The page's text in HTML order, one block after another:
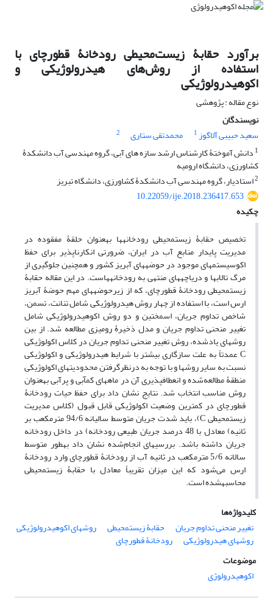
برآورد حقابۀ زیست‌محیطی رودخانۀ قطورچای با
استفاده از روش‌های هیدرولوژیکی و
اکوهیدرولوژیکی
نوع مقاله : پژوهشی
نویسندگان
سعید حبیبی آلاگوز1 محمدتقی ستاری
2
1 دانش ‏آموختۀ کارشناس ارشد سازه‏ های آبی، گروه مهندسی آب دانشکدۀ
کشاورزی، دانشگاه ارومیه
2استادیار، گروه مهندسی آب دانشکدۀ کشاورزی، دانشگاه تبریز
10.22059/ije.2018.236417.653
چکیده
تخصیص حقابۀ زیست‏محیطی رودخانه‏ها به‏عنوان حلقۀ مفقوده در
مدیریت پایدار منابع آب در ایران، ضرورتی ‏انکارناپذیر برای حفظ
اکوسیستم‏های موجود در حوضه‏های آبریز کشور و همچنین جلوگیری از
مرگ تالاب‏ها و دریاچه‏های منتهی به رودخانه‏هاست. در این مقاله حقابۀ
زیست‏محیطی رودخانۀ قطورچای، که از زیرحوضه‏های مهم حوضۀ آبریز
ارس است، با استفاده از چهار روش هیدرولوژیکی شامل تنانت، تسمن،
شاخص تداوم جریان، اسمختین و دو روش اکوهیدرولوژیکی شامل
تغییر منحنی تداوم جریان و مدل ذخیرۀ رومیزی مطالعه شد. از بین
روش‏های یادشده، روش تغییر منحنی تداوم جریان در کلاس اکولوژیکی
C عمدتاً به علت سازگاری بیشتر با شرایط هیدرولوژیکی و اکولوژیکی
نسبت به سایر روش‏ها و با توجه به درنظرگرفتن محدودیت‏های اکولوژیکی
منطقۀ مطالعه‌شده و انعطاف‏پذیری آن در ماه‏های کم‏آبی و پرآبی به‏عنوان
روش مناسب انتخاب شد. نتایج نشان داد برای حفظ حیات رودخانۀ
قطورچای در کمترین وضعیت اکولوژیکی قابل‏ قبول (کلاس مدیریت
زیست‏محیطی C)، باید شدت‏ جریان متوسط سالیانه 94/6 مترمکعب بر
ثانیه) معادل با 48 درصد جریان طبیعی رودخانه) در داخل رودخانه
جریان داشته باشد. بررسی‏های انجام‌شده نشان داد به‏طور متوسط
سالانه 5/6 متر‏مکعب در ثانیه آب از رودخانۀ قطورچای وارد رودخانۀ
ارس می‏‌شود که این میزان تقریباً معادل با حقابۀ زیست‏محیطی
محاسبه‏شده است.
کلیدواژه‌ها
تغییر منحنی تداوم جریان
حقابۀ زیست‏محیطی روش‏های اکوهیدرولوژیکی
‌روش‏های هیدرولوژیکی
رودخانۀ قطورچای
موضوعات
اکوهیدرولوژی